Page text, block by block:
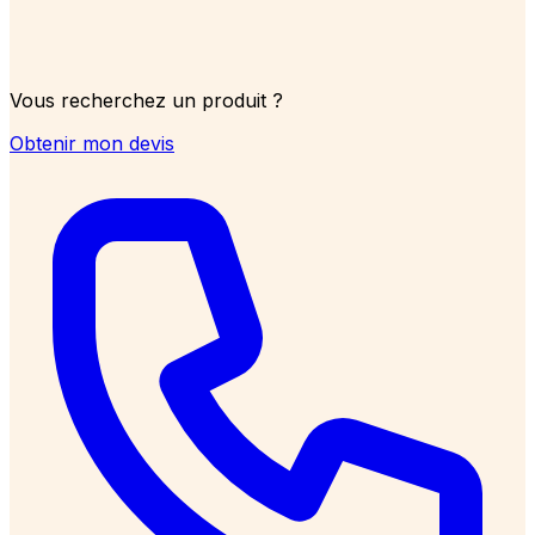
Vous recherchez un produit ?
Obtenir mon devis